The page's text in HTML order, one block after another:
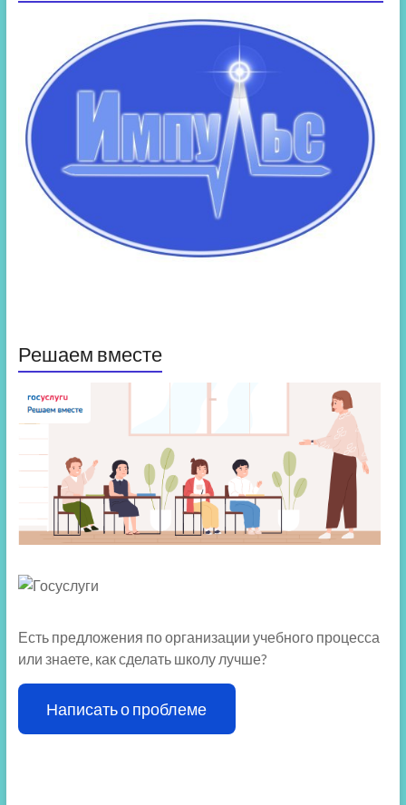
Решаем вместе
Есть предложения по организации учебного процесса
или знаете, как сделать школу лучше?
Написать о проблеме